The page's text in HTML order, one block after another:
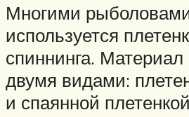
Многими
используется
спиннинга. Материал
двумя видами:
и спаянной